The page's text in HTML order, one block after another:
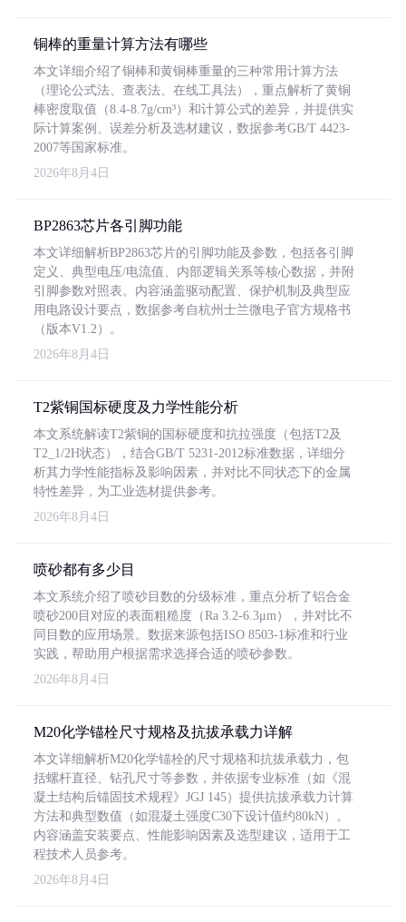
铜棒的重量计算方法有哪些
本文详细介绍了铜棒和黄铜棒重量的三种常用计算方法
（理论公式法、查表法、在线工具法），重点解析了黄铜
棒密度取值（8.4-8.7g/cm³）和计算公式的差异，并提供实
际计算案例、误差分析及选材建议，数据参考GB/T 4423-
2007等国家标准。
2026年8月4日
BP2863芯片各引脚功能
本文详细解析BP2863芯片的引脚功能及参数，包括各引脚
定义、典型电压/电流值、内部逻辑关系等核心数据，并附
引脚参数对照表。内容涵盖驱动配置、保护机制及典型应
用电路设计要点，数据参考自杭州士兰微电子官方规格书
（版本V1.2）。
2026年8月4日
T2紫铜国标硬度及力学性能分析
本文系统解读T2紫铜的国标硬度和抗拉强度（包括T2及
T2_1/2H状态），结合GB/T 5231-2012标准数据，详细分
析其力学性能指标及影响因素，并对比不同状态下的金属
特性差异，为工业选材提供参考。
2026年8月4日
喷砂都有多少目
本文系统介绍了喷砂目数的分级标准，重点分析了铝合金
喷砂200目对应的表面粗糙度（Ra 3.2-6.3μm），并对比不
同目数的应用场景。数据来源包括ISO 8503-1标准和行业
实践，帮助用户根据需求选择合适的喷砂参数。
2026年8月4日
M20化学锚栓尺寸规格及抗拔承载力详解
本文详细解析M20化学锚栓的尺寸规格和抗拔承载力，包
括螺杆直径、钻孔尺寸等参数，并依据专业标准（如《混
凝土结构后锚固技术规程》JGJ 145）提供抗拔承载力计算
方法和典型数值（如混凝土强度C30下设计值约80kN）。
内容涵盖安装要点、性能影响因素及选型建议，适用于工
程技术人员参考。
2026年8月4日